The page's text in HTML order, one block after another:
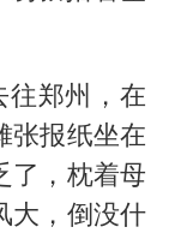
郑州，在
张报纸坐在
了，枕着母
大，倒没什